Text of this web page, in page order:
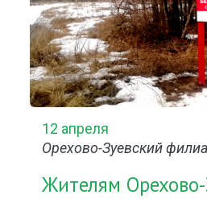
12 апреля
Орехово-Зуевский
Жителям